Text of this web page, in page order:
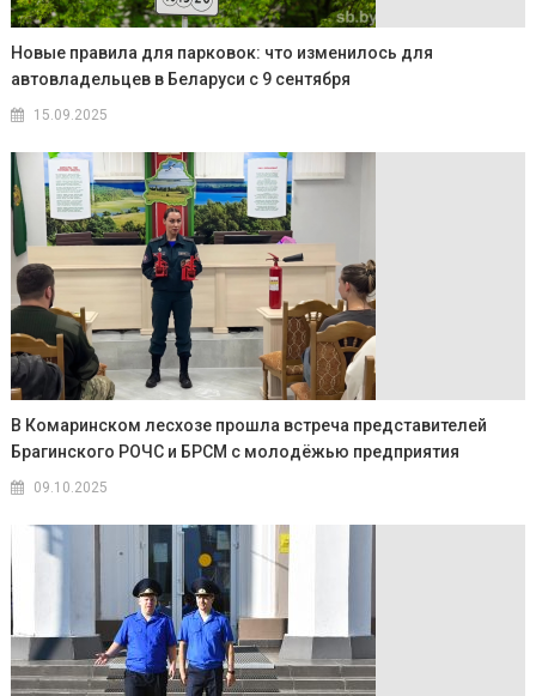
Новые правила для парковок: что изменилось для
автовладельцев в Беларуси с 9 сентября
15.09.2025
В Комаринском лесхозе прошла встреча представителей
Брагинского РОЧС и БРСМ с молодёжью предприятия
09.10.2025